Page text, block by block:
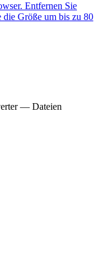
Entfernen Sie
die Größe um bis zu 80
— Dateien